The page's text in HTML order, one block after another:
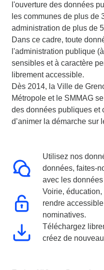
l'ouverture des données
les communes de plus de
administration de plus de
Dans ce cadre, toute
l'administration publique
sensibles et à caractère
librement accessible.
Dès 2014, la Ville de
Métropole et le SMMAG
des données publiques et
d’animer la démarche sur
Utilisez nos
données, faites-
avec les données
Voirie,
rendre
nominatives.
Téléchargez
créez de